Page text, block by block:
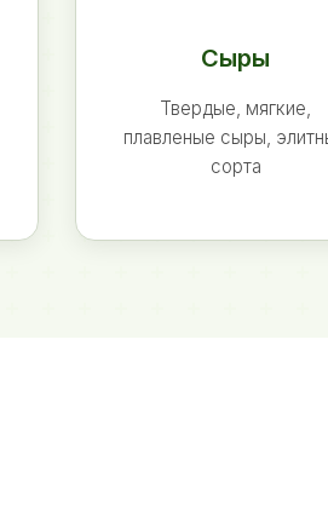
Сыры
Твердые, мягкие,
плавленые сыры,
сорта